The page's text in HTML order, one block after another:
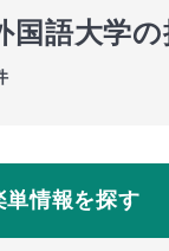
国語大学
単情報を探す